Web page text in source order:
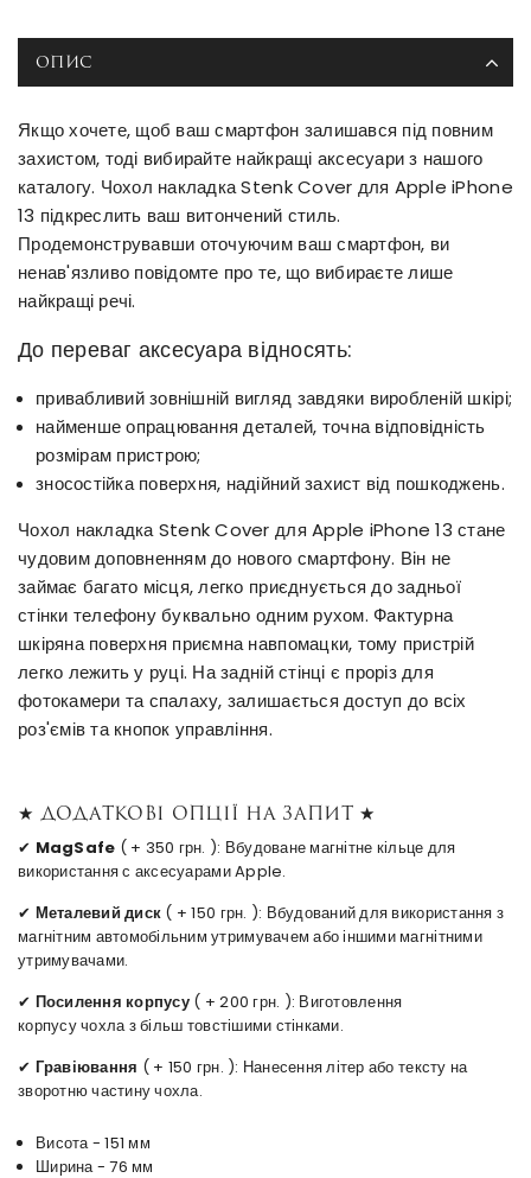
ОПИС
Якщо хочете, щоб ваш смартфон залишався під повним
захистом, тоді вибирайте найкращі аксесуари з нашого
каталогу. Чохол накладка Stenk Cover для Apple iPhone
13 підкреслить ваш витончений стиль.
Продемонструвавши оточуючим ваш смартфон, ви
ненав'язливо повідомте про те, що вибираєте лише
найкращі речі.
До переваг аксесуара відносять:
привабливий зовнішній вигляд завдяки виробленій шкірі;
найменше опрацювання деталей, точна відповідність
розмірам пристрою;
зносостійка поверхня, надійний захист від пошкоджень.
Чохол накладка Stenk Cover для Apple iPhone 13 стане
чудовим доповненням до нового смартфону. Він не
займає багато місця, легко приєднується до задньої
стінки телефону буквально одним рухом. Фактурна
шкіряна поверхня приємна навпомацки, тому пристрій
легко лежить у руці. На задній стінці є проріз для
фотокамери та спалаху, залишається доступ до всіх
роз'ємів та кнопок управління.
★ Додаткові опції на запит ★
✔ MagSafe ( + 350 грн. ): Вбудоване магнітне кільце для
використання с аксесуарами Apple.
✔ Металевий диск ( + 150 грн. ): Вбудований для використання з
магнітним автомобільним утримувачем або іншими магнітними
утримувачами.
✔ Посилення корпусу ( + 200 грн. ): Виготовлення
корпусу чохла з більш товстішими стінками.
✔ Гравіювання ( + 150 грн. ): Нанесення літер або тексту на
зворотню частину чохла.
Висота - 151 мм
Ширина - 76 мм